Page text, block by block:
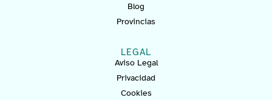
Blog
Provincias
LEGAL
Aviso Legal
Privacidad
Cookies